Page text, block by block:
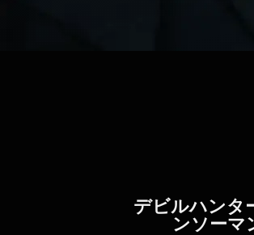
デビルハンタ
ンソーマ